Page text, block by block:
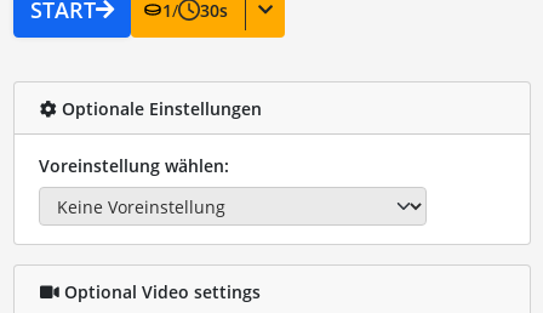
START 1/ 30s
Optionale Einstellungen
Voreinstellung wählen:
Optional Video settings